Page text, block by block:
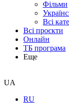
Фільми
Всі
Всі проєкти
Онлайн
ТБ програма
Еще
UA
RU